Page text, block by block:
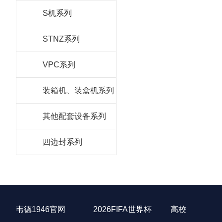
S机系列
STNZ系列
VPC系列
装箱机、装盒机系列
其他配套设备系列
四边封系列
韦德1946官网 2026FIFA世界杯 高校